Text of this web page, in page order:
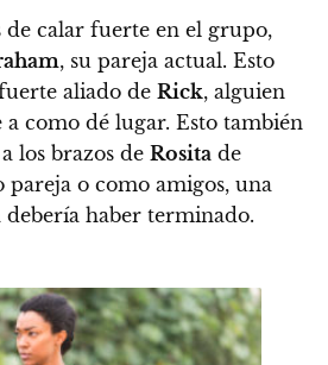
de calar fuerte en el grupo,
, su pareja actual. Esto
aliado de Rick, alguien
a como dé lugar. Esto también
a los brazos de Rosita de
pareja o como amigos, una
haber terminado.